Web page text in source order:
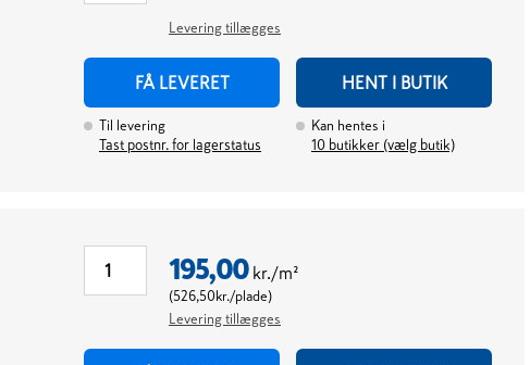
Levering tillægges
FÅ LEVERET HENT I BUTIK
Til levering
Tast postnr. for lagerstatus
Kan hentes i
10 butikker (vælg butik)
195,00 kr./m²
(526,50kr./plade)
Levering tillægges